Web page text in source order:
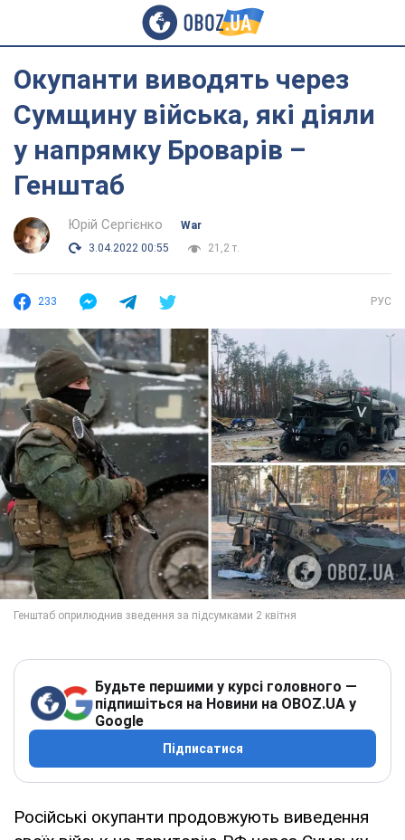
Окупанти виводять через
Сумщину війська, які діяли
у напрямку Броварів –
Генштаб
Юрій Сергієнко
War
3.04.2022 00:55
21,2 т.
233 РУС
Будьте першими у курсі головного —
підпишіться на Новини на OBOZ.UA у
Google
Підписатися
Російські окупанти продовжують виведення